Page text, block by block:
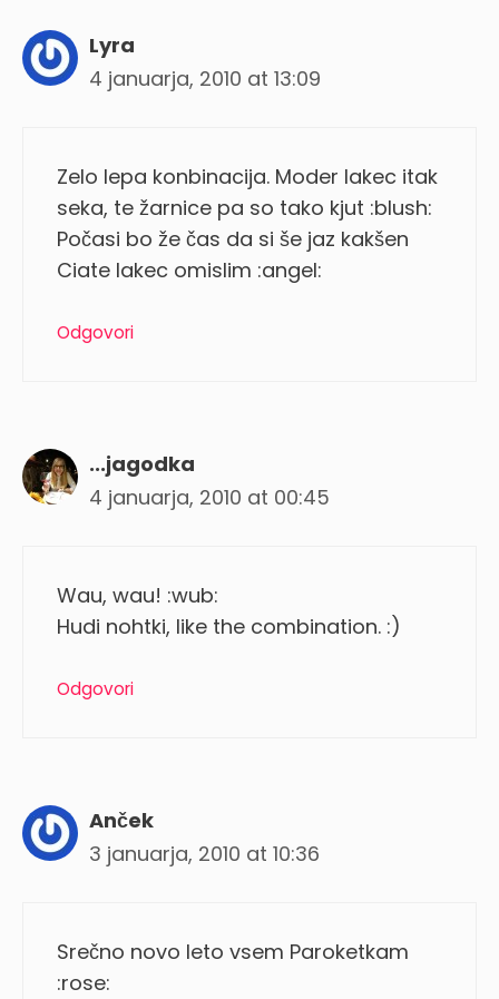
Lyra
4 januarja, 2010 at 13:09
Zelo lepa konbinacija. Moder lakec itak
seka, te žarnice pa so tako kjut :blush:
Počasi bo že čas da si še jaz kakšen
Ciate lakec omislim :angel:
Odgovori
...jagodka
4 januarja, 2010 at 00:45
Wau, wau! :wub:
Hudi nohtki, like the combination. :)
Odgovori
Anček
3 januarja, 2010 at 10:36
Srečno novo leto vsem Paroketkam
:rose: